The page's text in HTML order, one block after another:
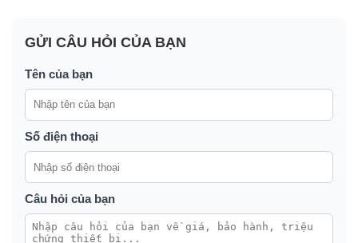
GỬI CÂU HỎI CỦA BẠN
Tên của bạn
Số điện thoại
Câu hỏi của bạn